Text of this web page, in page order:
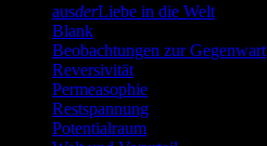
ausderLiebe in die Welt
Blank
Beobachtungen zur Gegenwart
Reversivität
Permeasophie
Restspannung
Potentialraum